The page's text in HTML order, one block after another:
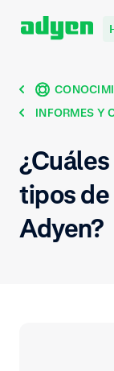
INFORMES Y
tipos
Adyen?